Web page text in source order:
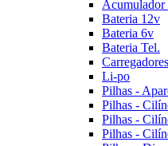
Acumulador
Bateria 12v
Bateria 6v
Bateria Tel.
Carregadores
Li-po
Pilhas -
Pilhas -
Pilhas -
Pilhas -